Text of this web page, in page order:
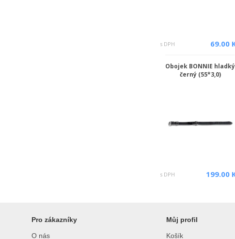
s DPH 69.00
Obojek BONNIE hladký
černý (55*3,0)
s DPH 199.00
Pro zákazníky
O nás
Můj profil
Košík